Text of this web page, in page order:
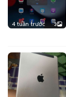
4 tuần trước 3